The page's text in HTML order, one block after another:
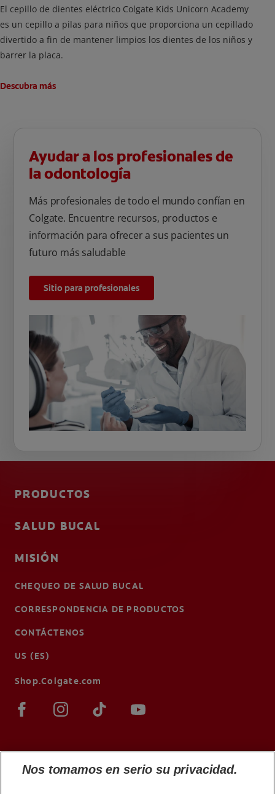
El cepillo de dientes eléctrico Colgate Kids Unicorn Academy
es un cepillo a pilas para niños que proporciona un cepillado
divertido a fin de mantener limpios los dientes de los niños y
barrer la placa.
Descubra más
Ayudar a los profesionales de
la odontología
Más profesionales de todo el mundo confían en
Colgate. Encuentre recursos, productos e
información para ofrecer a sus pacientes un
futuro más saludable
Sitio para profesionales
PRODUCTOS
SALUD BUCAL
MISIÓN
CHEQUEO DE SALUD BUCAL
CORRESPONDENCIA DE PRODUCTOS
CONTÁCTENOS
US (ES)
Shop.Colgate.com
Nos tomamos en serio su privacidad.